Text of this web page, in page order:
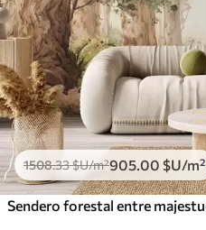
1508.33$U/m²905 .00 $U/m²